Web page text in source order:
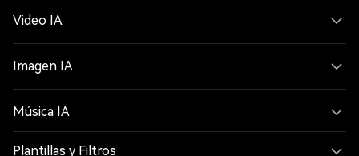
Video IA
Imagen IA
Música IA
Plantillas y Filtros